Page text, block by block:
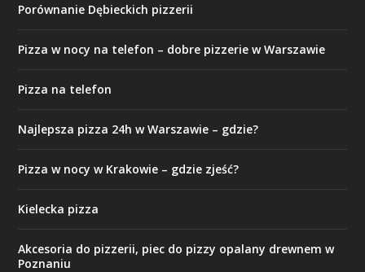
Porównanie Dębieckich pizzerii
Pizza w nocy na telefon – dobre pizzerie w Warszawie
Pizza na telefon
Najlepsza pizza 24h w Warszawie – gdzie?
Pizza w nocy w Krakowie – gdzie zjeść?
Kielecka pizza
Akcesoria do pizzerii, piec do pizzy opalany drewnem w
Poznaniu